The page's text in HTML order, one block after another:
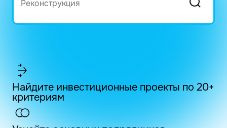
Найдите инвестиционные проекты по 20+
критериям